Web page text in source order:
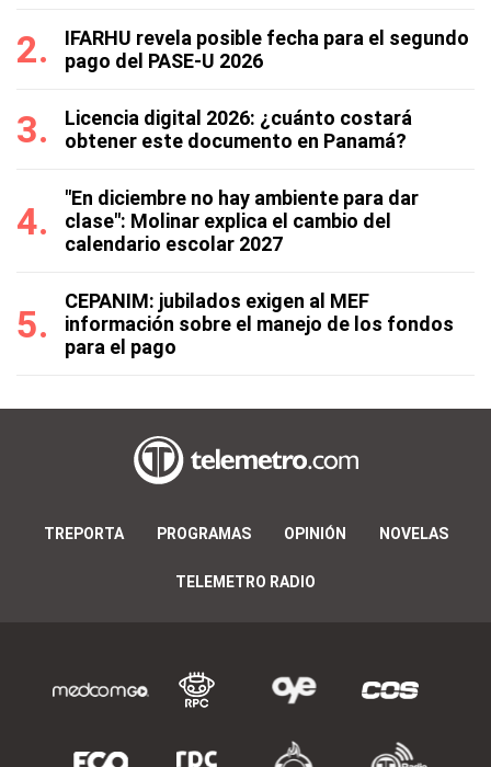
IFARHU revela posible fecha para el segundo
pago del PASE-U 2026
Licencia digital 2026: ¿cuánto costará
obtener este documento en Panamá?
"En diciembre no hay ambiente para dar
clase": Molinar explica el cambio del
calendario escolar 2027
CEPANIM: jubilados exigen al MEF
información sobre el manejo de los fondos
para el pago
TREPORTA PROGRAMAS OPINIÓN NOVELAS
TELEMETRO RADIO